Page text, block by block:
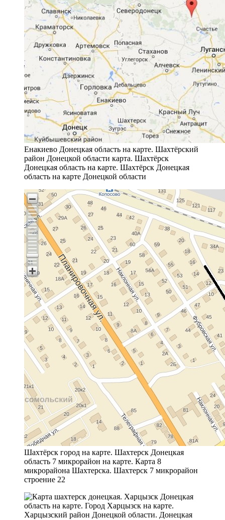
Енакиево Донецкая область на карте. Шахтёрский
район Донецкой области карта. Шахтёрск
Донецкая область на карте. Шахтёрск Донецкая
область на карте Донецкой области
Шахтёрск город на карте. Шахтерск Донецкая
область 7 микрорайон на карте. Карта 8
микрорайона Шахтерска. Шахтерск 7 микрорайон
строение 22